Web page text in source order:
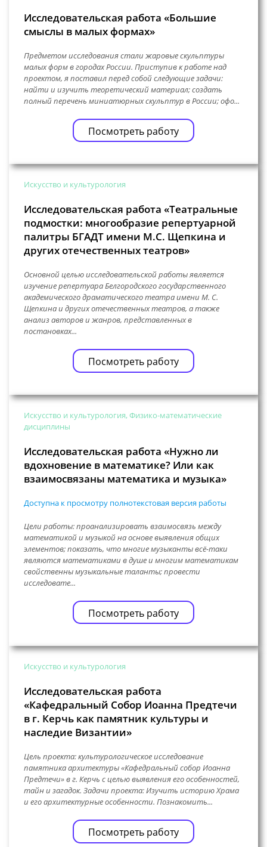
Исследовательская работа «Большие
смыслы в малых формах»
Предметом исследования стали жаровые скульптуры
малых форм в городах России. Приступив к работе над
проектом, я поставил перед собой следующие задачи:
найти и изучить теоретический материал; создать
полный перечень миниатюрных скульптур в России; офо...
Посмотреть работу
Искусство и культурология
Исследовательская работа «Театральные
подмостки: многообразие репертуарной
палитры БГАДТ имени М.С. Щепкина и
других отечественных театров»
Основной целью исследовательской работы является
изучение репертуара Белгородского государственного
академического драматического театра имени М. С.
Щепкина и других отечественных театров, а также
анализ авторов и жанров, представленных в
постановках...
Посмотреть работу
Искусство и культурология, Физико-математические
дисциплины
Исследовательская работа «Нужно ли
вдохновение в математике? Или как
взаимосвязаны математика и музыка»
Доступна к просмотру полнотекстовая версия работы
Цели работы: проанализировать взаимосвязь между
математикой и музыкой на основе выявления общих
элементов; показать, что многие музыканты всё-таки
являются математиками в душе и многим математикам
свойственны музыкальные таланты; провести
исследовате...
Посмотреть работу
Искусство и культурология
Исследовательская работа
«Кафедральный Собор Иоанна Предтечи
в г. Керчь как памятник культуры и
наследие Византии»
Цель проекта: культурологическое исследование
памятника архитектуры «Кафедральный собор Иоанна
Предтечи» в г. Керчь с целью выявления его особенностей,
тайн и загадок. Задачи проекта: Изучить историю Храма
и его архитектурные особенности. Познакомить...
Посмотреть работу